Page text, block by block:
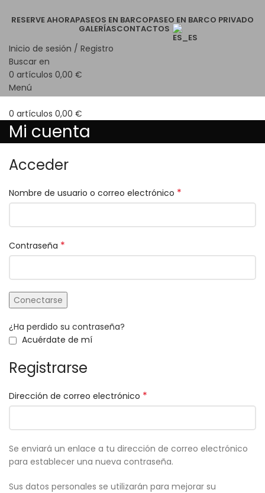
RESERVE AHORAPASEOS EN BARCOPASEO EN BARCO PRIVADO
GALERÍASCONTACTOS
Inicio de sesión / Registro
Buscar en
0 artículos 0,00 €
Menú
0 artículos 0,00 €
Mi cuenta
Acceder
Nombre de usuario o correo electrónico *
Contraseña *
Conectarse
¿Ha perdido su contraseña?
Acuérdate de mí
Registrarse
Dirección de correo electrónico *
Se enviará un enlace a tu dirección de correo electrónico
para establecer una nueva contraseña.
Sus datos personales se utilizarán para mejorar su